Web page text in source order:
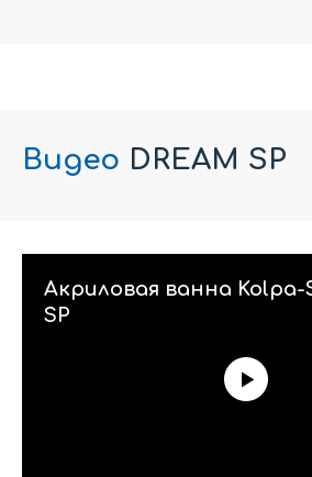
Видео DREAM SP
Акриловая ванна Kolpa-
SP